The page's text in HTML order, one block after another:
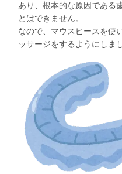
あり、根本的な原因である
とはできません。
なので、マウスピースを使
ッサージをするようにしま